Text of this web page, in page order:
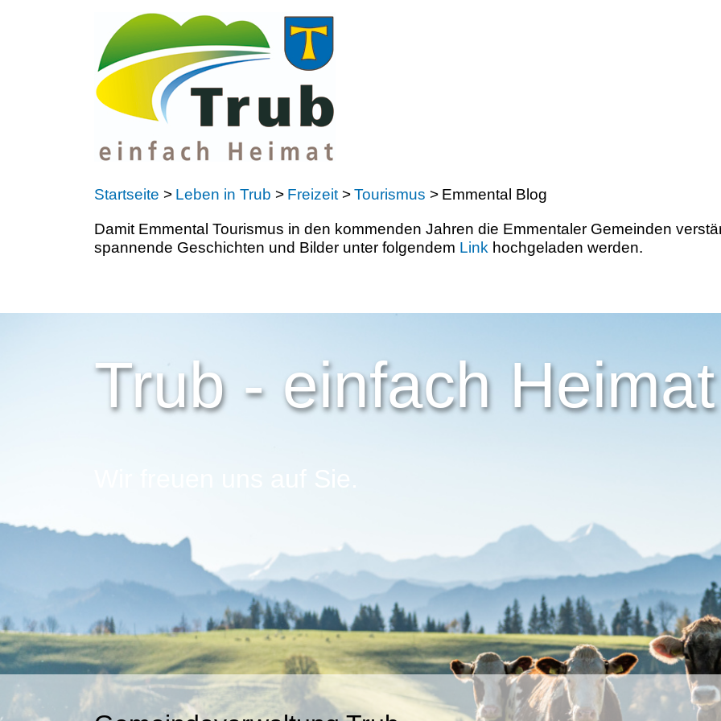
Startseite > Leben in Trub > Freizeit >Tourismus > Emmental Blog
Damit Emmental Tourismus in den kommenden Jahren die Emmentaler Gemeinden
spannende Geschichten und Bilder unter folgendem Link hochgeladen werden.
Trub - einfach Heimat